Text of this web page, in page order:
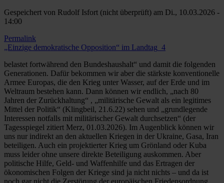
Gespeichert von Rudolf Isfort (nicht überprüft) am Di., 10.03.2026 -
14:00
Permalink
„Einzige demokratische Opposition“ im Landtag_4
belastet fortwährend den Bundeshaushalt“ und damit die folgenden
Generationen. Dafür bekommen wir aber die stärkste konventionelle
Armee Europas, die den Krieg unter Wasser, auf der Erde und im
Weltraum bestehen kann. Dann können wir endlich, „nach 80
Jahren der Zurückhaltung“ , „militärische Gewalt als ein legitimes
Mittel der Politik“ (Klingbeil, 21.6.22) sehen und „grundlegende
Interessen notfalls mit militärischer Gewalt durchsetzen“ (der
Tagesspiegel zitiert Merz, 01.03.2026). Im Augenblick können wir
uns nur indirekt an den aktuellen Kriegen in der Ukraine, Gasa, Iran
beteiligen. Auch ein projektierter Krieg um Grönland oder Kuba
muss leider ohne unsere direkte Beteiligung auskommen. Aber
politische Hilfe, Geld- und Waffenhilfe und das Ertragen der
ökonomischen Folgen der Kriege sind ja nicht nichts – und da ist
noch gar nicht die Zerstörung der europäischen Friedensordnung